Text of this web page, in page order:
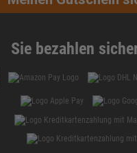
Sie bezahlen